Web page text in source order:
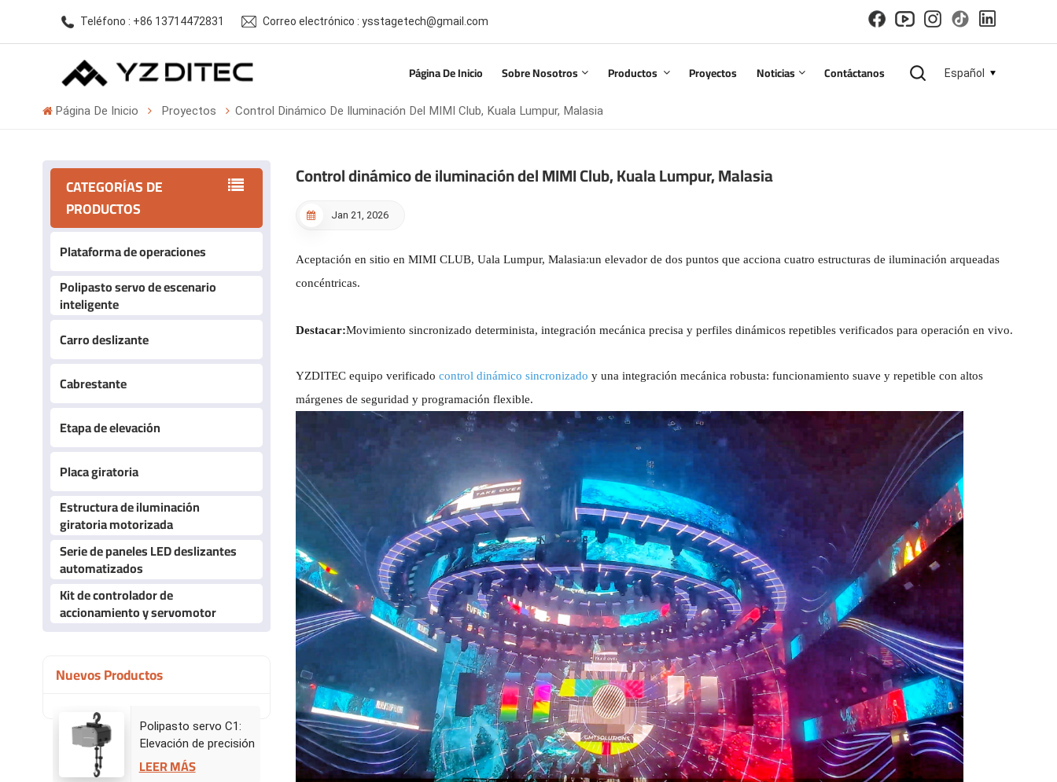
Teléfono : +86 13714472831 Correo electrónico : ysstagetech@gmail.com
Página De Inicio Sobre Nosotros Productos Proyectos Noticias Contáctanos Español
Página De Inicio Proyectos Control Dinámico De Iluminación Del MIMI Club, Kuala Lumpur, Malasia
CATEGORÍAS DE
PRODUCTOS
Plataforma de operaciones
Polipasto servo de escenario
inteligente
Carro deslizante
Cabrestante
Etapa de elevación
Placa giratoria
Estructura de iluminación
giratoria motorizada
Serie de paneles LED deslizantes
automatizados
Kit de controlador de
accionamiento y servomotor
Nuevos Productos
Polipasto servo C1:
Elevación de precisión
para actuaciones
LEER MÁS
Control dinámico de iluminación del MIMI Club, Kuala Lumpur, Malasia
Jan 21, 2026
Aceptación en sitio en MIMI CLUB, Uala Lumpur, Malasia:un elevador de dos puntos que acciona cuatro estructuras de iluminación arqueadas
concéntricas.
Destacar:Movimiento sincronizado determinista, integración mecánica precisa y perfiles dinámicos repetibles verificados para operación en vivo.
YZDITEC equipo verificado control dinámico sincronizado y una integración mecánica robusta: funcionamiento suave y repetible con altos
márgenes de seguridad y programación flexible.